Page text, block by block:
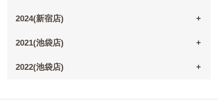
2024(新宿店)
2021(池袋店)
2022(池袋店)